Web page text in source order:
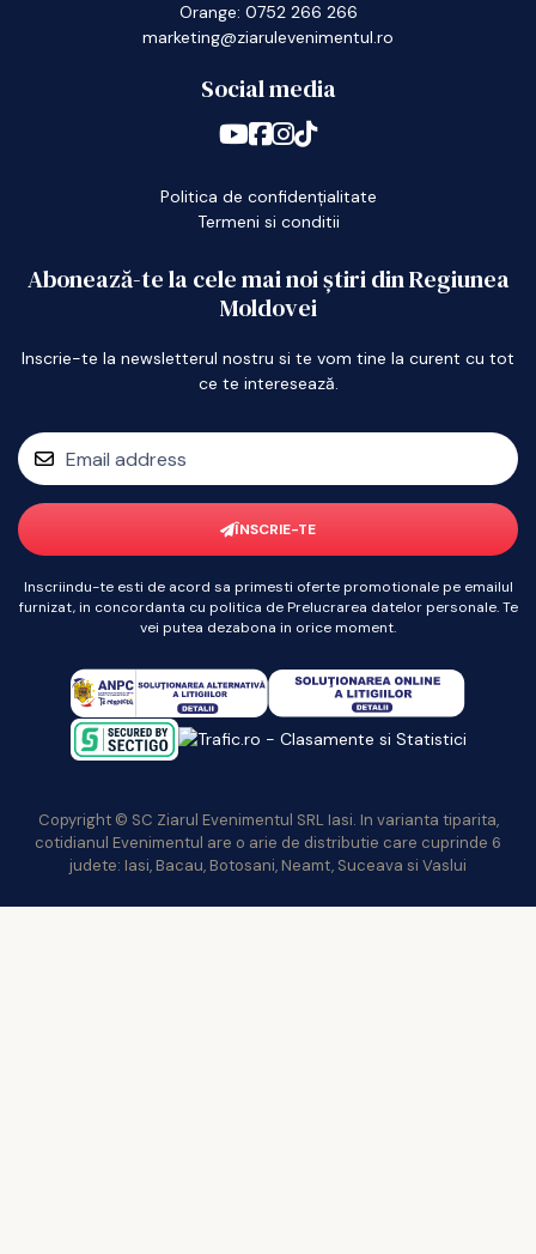
Orange: 0752 266 266
marketing@ziarulevenimentul.ro
Social media
Politica de confidențialitate
Termeni si conditii
Abonează-te la cele mai noi știri din Regiunea
Moldovei
Inscrie-te la newsletterul nostru si te vom tine la curent cu tot
ce te interesează.
ÎNSCRIE-TE
Inscriindu-te esti de acord sa primesti oferte promotionale pe emailul
furnizat, in concordanta cu politica de Prelucrarea datelor personale. Te
vei putea dezabona in orice moment.
Copyright © SC Ziarul Evenimentul SRL Iasi. In varianta tiparita,
cotidianul Evenimentul are o arie de distributie care cuprinde 6
judete: Iasi, Bacau, Botosani, Neamt, Suceava si Vaslui